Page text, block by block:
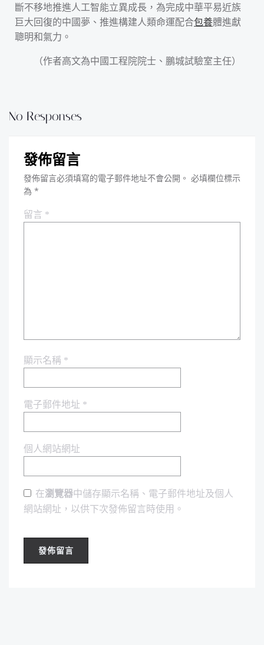
斷不移地推進人工智能立異成長，為完成中華平易近族
巨大回復的中國夢、推進構建人類命運配合包養體進獻
聰明和氣力。
（作者高文為中國工程院院士、鵬城試驗室主任）
No Responses
發佈留言
發佈留言必須填寫的電子郵件地址不會公開。 必填欄位標示
為 *
留言 *
顯示名稱 *
電子郵件地址 *
個人網站網址
在瀏覽器中儲存顯示名稱、電子郵件地址及個人
網站網址，以供下次發佈留言時使用。